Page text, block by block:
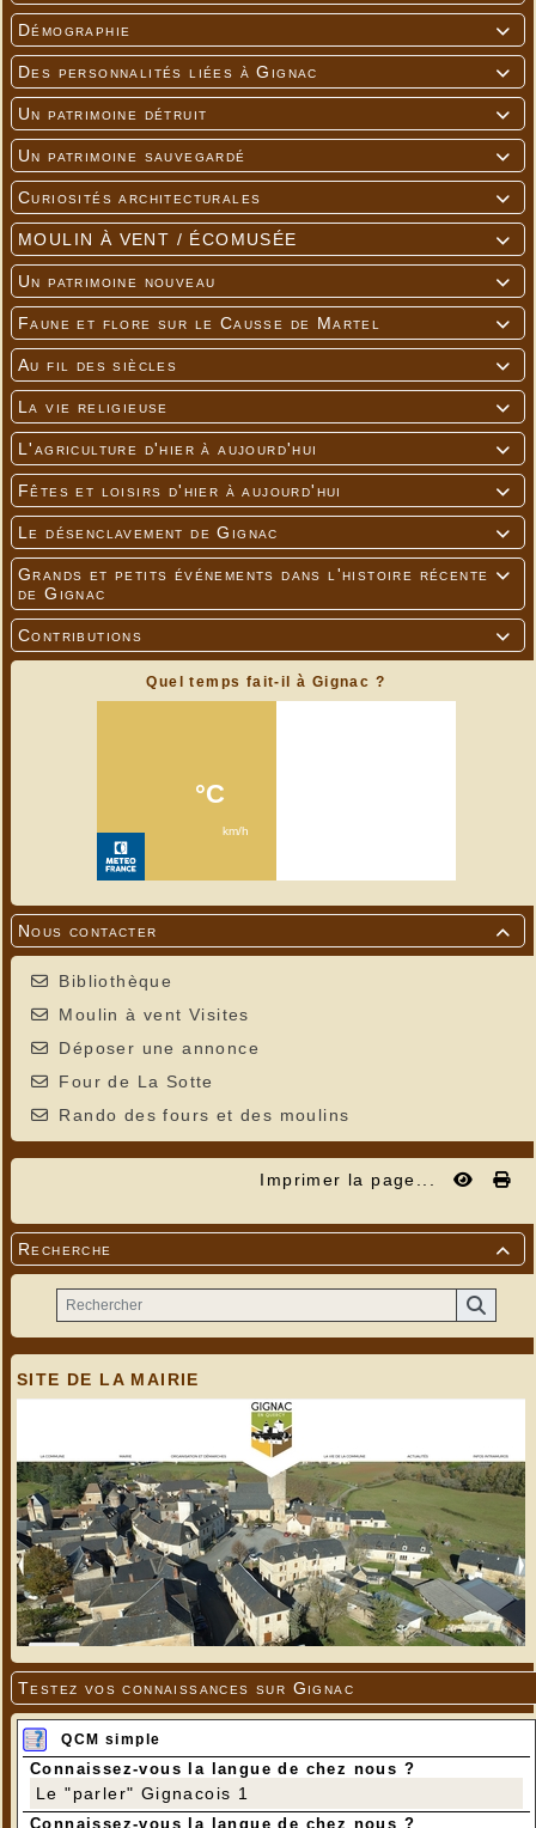

Démographie

Des personnalités liées à Gignac

Un patrimoine détruit

Un patrimoine sauvegardé

Curiosités architecturales

MOULIN À VENT / ÉCOMUSÉE

Un patrimoine nouveau

Faune et flore sur le Causse de Martel

Au fil des siècles

La vie religieuse

L'agriculture d'hier à aujourd'hui

Fêtes et loisirs d'hier à aujourd'hui

Le désenclavement de Gignac

Grands et petits événements dans l'histoire récente
de Gignac

Contributions
Quel temps fait-il à Gignac ?

Nous contacter
Bibliothèque
Moulin à vent Visites
Déposer une annonce
Four de La Sotte
Rando des fours et des moulins
Imprimer la page...

Recherche
SITE DE LA MAIRIE
Testez vos connaissances sur Gignac
QCM simple
Connaissez-vous la langue de chez nous ?
Le "parler" Gignacois 1
Connaissez-vous la langue de chez nous ?